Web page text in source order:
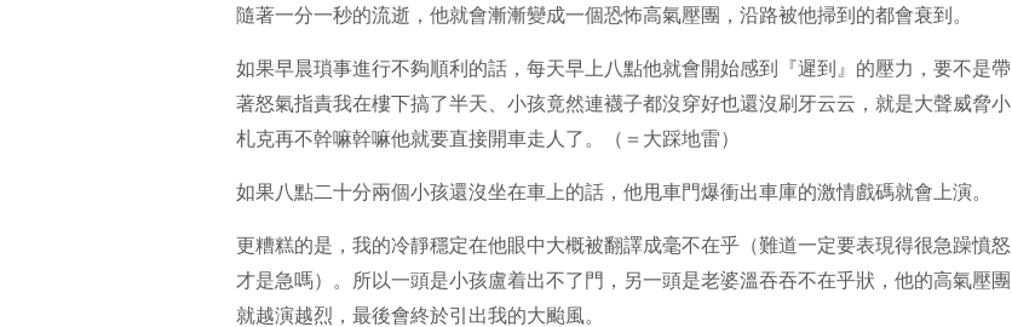
隨著一分一秒的流逝，他就會漸漸變成一個恐怖高氣壓團，沿路被他掃到的都會衰到。
如果早晨瑣事進行不夠順利的話，每天早上八點他就會開始感到『遲到』的壓力，要不是帶
著怒氣指責我在樓下搞了半天、小孩竟然連襪子都沒穿好也還沒刷牙云云，就是大聲威脅小
札克再不幹嘛幹嘛他就要直接開車走人了。（＝大踩地雷）
如果八點二十分兩個小孩還沒坐在車上的話，他甩車門爆衝出車庫的激情戲碼就會上演。
更糟糕的是，我的冷靜穩定在他眼中大概被翻譯成毫不在乎（難道一定要表現得很急躁憤怒
才是急嗎）。所以一頭是小孩盧着出不了門，另一頭是老婆溫吞吞不在乎狀，他的高氣壓團
就越演越烈，最後會終於引出我的大颱風。